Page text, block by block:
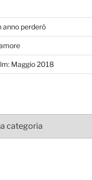
anno perderò
Maggio 2018